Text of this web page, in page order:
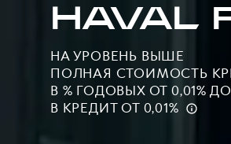
HAVAL
НА УРОВЕНЬ ВЫШЕ
ПОЛНАЯ СТОИМОСТЬ
В % ГОДОВЫХ ОТ 0,01% ДО
В КРЕДИТ ОТ 0,01%